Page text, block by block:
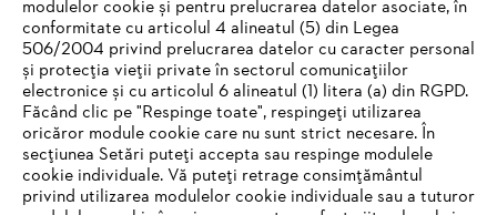
modulelor cookie și pentru prelucrarea datelor asociate, în
conformitate cu articolul 4 alineatul (5) din Legea
506/2004 privind prelucrarea datelor cu caracter personal
și protecția vieții private în sectorul comunicațiilor
electronice și cu articolul 6 alineatul (1) litera (a) din RGPD.
Făcând clic pe "Respinge toate", respingeți utilizarea
oricăror module cookie care nu sunt strict necesare. În
secțiunea Setări puteți accepta sau respinge modulele
cookie individuale. Vă puteți retrage consimțământul
privind utilizarea modulelor cookie individuale sau a tuturor